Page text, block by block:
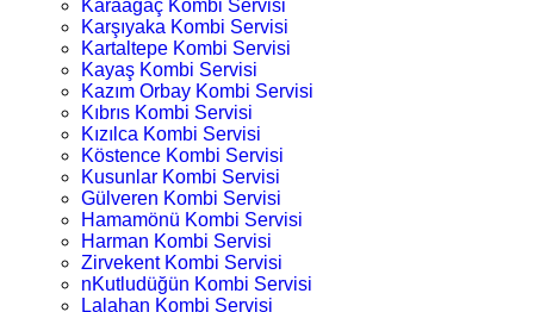
Karaağaç Kombi Servisi
Karşıyaka Kombi Servisi
Kartaltepe Kombi Servisi
Kayaş Kombi Servisi
Kazım Orbay Kombi Servisi
Kıbrıs Kombi Servisi
Kızılca Kombi Servisi
Köstence Kombi Servisi
Kusunlar Kombi Servisi
Gülveren Kombi Servisi
Hamamönü Kombi Servisi
Harman Kombi Servisi
Zirvekent Kombi Servisi
nKutludüğün Kombi Servisi
Lalahan Kombi Servisi